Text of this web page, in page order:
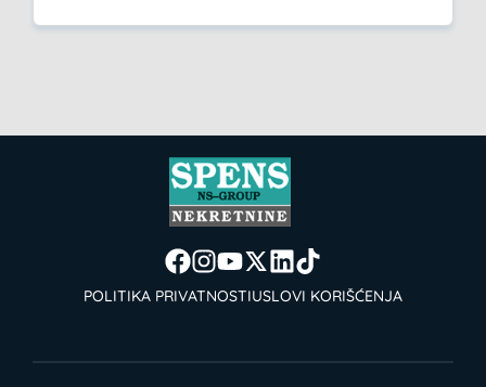
POLITIKA PRIVATNOSTIUSLOVI KORIŠĆENJA